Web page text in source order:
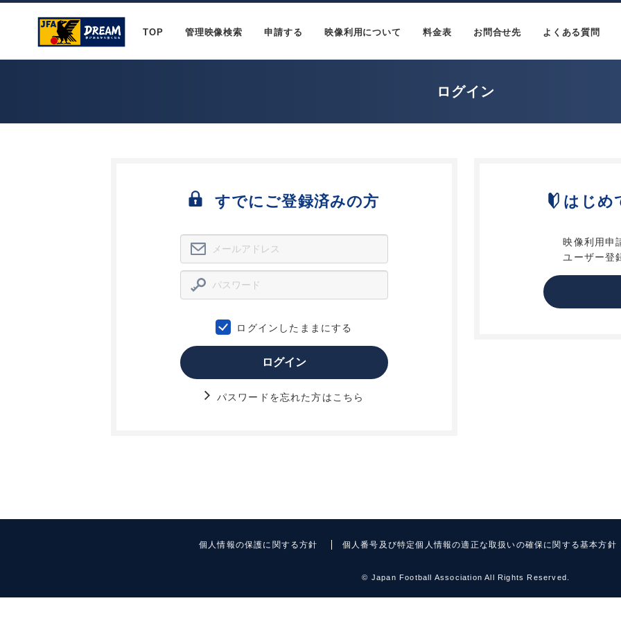
TOP 管理映像検索 申請する 映像利用について 料金表 お問合せ先 よくある質問
ログイン
すでにご登録済みの方
ログインしたままにする
ログイン
パスワードを忘れた方はこちら
はじめ
映像利用申
ユーザー登
個人情報の保護に関する方針 個人番号及び特定個人情報の適正な取扱いの確保に関する基本方針
© Japan Football Association All Rights Reserved.